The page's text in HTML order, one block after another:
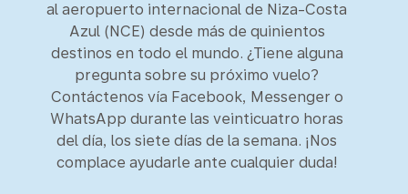
al aeropuerto internacional de Niza-Costa
Azul (NCE) desde más de quinientos
destinos en todo el mundo. ¿Tiene alguna
pregunta sobre su próximo vuelo?
Contáctenos vía Facebook, Messenger o
WhatsApp durante las veinticuatro horas
del día, los siete días de la semana. ¡Nos
complace ayudarle ante cualquier duda!